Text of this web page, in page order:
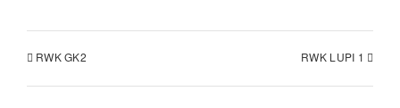
RWK GK2 RWK LUPI 1